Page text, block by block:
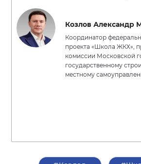
Козлов Александр
Координатор
проекта «Школа ЖКХ»,
комиссии Московской
государственному
местному